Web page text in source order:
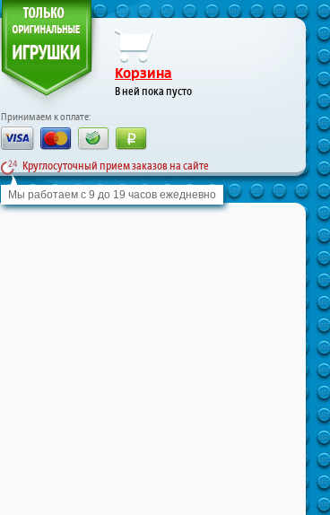
Корзина
В ней пока пусто
Принимаем к оплате:
Круглосуточный прием заказов на сайте
Мы работаем с 9 до 19 часов ежедневно